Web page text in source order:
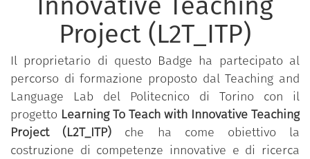
Project (L2T_ITP)
Il proprietario di questo Badge ha partecipato al
percorso di formazione proposto dal Teaching and
Language Lab del Politecnico di Torino con il
progetto Learning To Teach with Innovative Teaching
Project (L2T_ITP) che ha come obiettivo la
costruzione di competenze innovative e di ricerca